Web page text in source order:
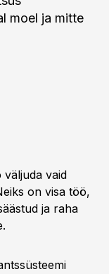
moel ja mitte
väljuda vaid
on visa töö,
ja raha